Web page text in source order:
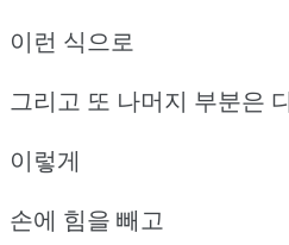
이런 식으로
그리고 또 나머지 부분은
이렇게
손에 힘을 빼고